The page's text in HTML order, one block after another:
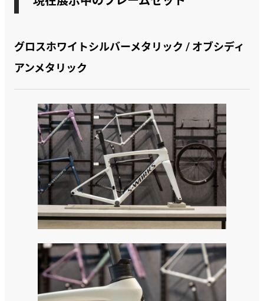
グロスホワイトシルバーメタリック / オブシディ
アンメタリック